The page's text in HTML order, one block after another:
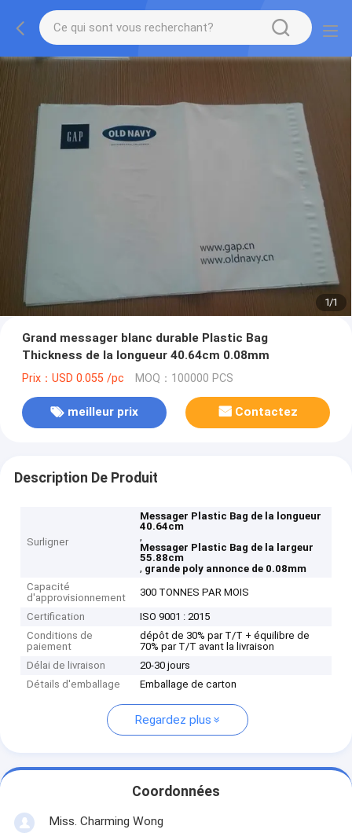
1/1
Grand messager blanc durable Plastic Bag
Thickness de la longueur 40.64cm 0.08mm
Prix：USD 0.055 /pc MOQ：100000 PCS
meilleur prix Contactez
Description De Produit
Surligner
Messager Plastic Bag de la longueur
40.64cm
,
Messager Plastic Bag de la largeur
55.88cm
, grande poly annonce de 0.08mm
Capacité
d'approvisionnement
300 TONNES PAR MOIS
Certification
ISO 9001 : 2015
Conditions de
paiement
dépôt de 30% par T/T + équilibre de
70% par T/T avant la livraison
Délai de livraison
20-30 jours
Détails d'emballage
Emballage de carton
Regardez plus
Coordonnées
Miss. Charming Wong